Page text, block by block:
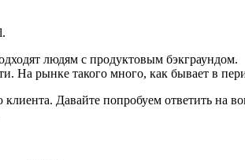
людям с продуктовым бэкграундом.
На рынке такого много, как бывает в
Давайте попробуем ответить на